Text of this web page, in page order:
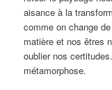
aisance à la
comme on change
matière et nos êtres
oublier nos
métamorphose.